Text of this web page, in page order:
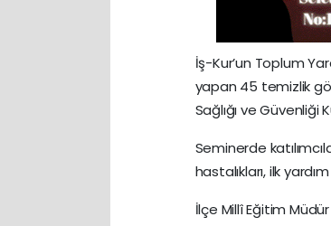
İş-Kur’un Toplum
yapan 45 temizlik
Sağlığı ve Güvenliği
Seminerde
hastalıkları, ilk
İlçe Millî Eğitim